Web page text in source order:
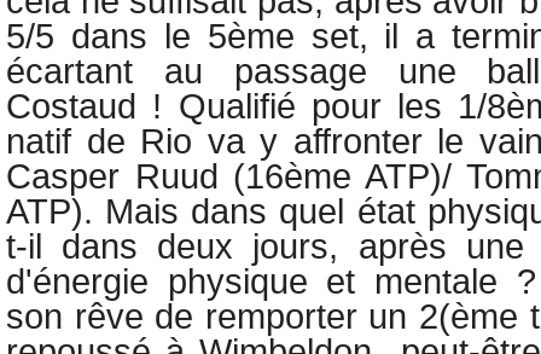
5/5 dans le 5ème set, il a
écartant au passage une
Costaud ! Qualifié pour les 1/
natif de Rio va y affronter le
Casper Ruud (16ème ATP)/
ATP). Mais dans quel état
t-il dans deux jours, après une
d'énergie physique et mentale
son rêve de remporter un 2(ème